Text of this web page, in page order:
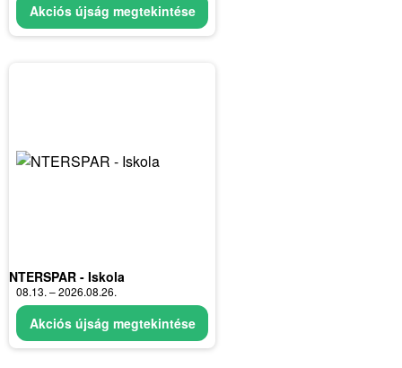
Akciós újság megtekintése
NTERSPAR - Iskola
08.13. – 2026.08.26.
Akciós újság megtekintése